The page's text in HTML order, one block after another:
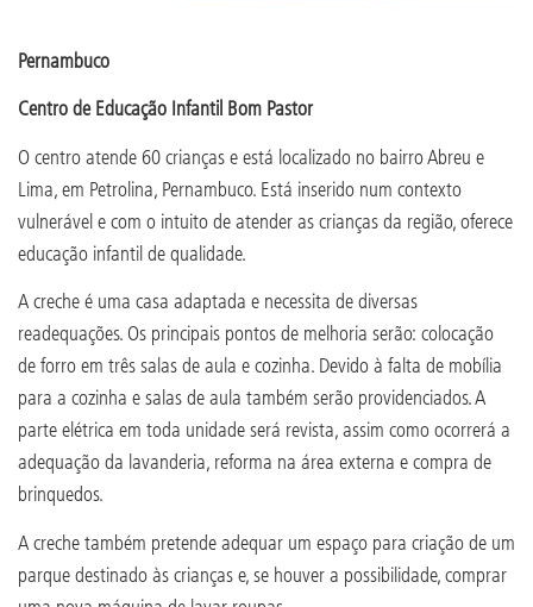
Pernambuco
Centro de Educação Infantil Bom Pastor
O centro atende 60 crianças e está localizado no bairro Abreu e
Lima, em Petrolina, Pernambuco. Está inserido num contexto
vulnerável e com o intuito de atender as crianças da região, oferece
educação infantil de qualidade.
A creche é uma casa adaptada e necessita de diversas
readequações. Os principais pontos de melhoria serão: colocação
de forro em três salas de aula e cozinha. Devido à falta de mobília
para a cozinha e salas de aula também serão providenciados. A
parte elétrica em toda unidade será revista, assim como ocorrerá a
adequação da lavanderia, reforma na área externa e compra de
brinquedos.
A creche também pretende adequar um espaço para criação de um
parque destinado às crianças e, se houver a possibilidade, comprar